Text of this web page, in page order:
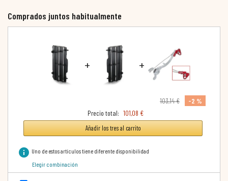
Comprados juntos habitualmente
+ +
103,14 €
-2 %
Precio total: 101,08 €
Añadir los tres al carrito
info Uno de estos artículos tiene diferente disponibilidad
Elegir combinación